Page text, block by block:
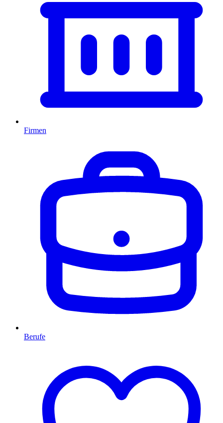
Firmen
Berufe